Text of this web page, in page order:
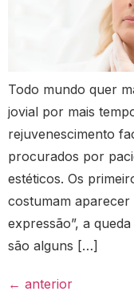
Todo mundo quer
jovial por mais
rejuvenescimento
procurados por
estéticos. Os
costumam
expressão”, a
são alguns […]
← anterior